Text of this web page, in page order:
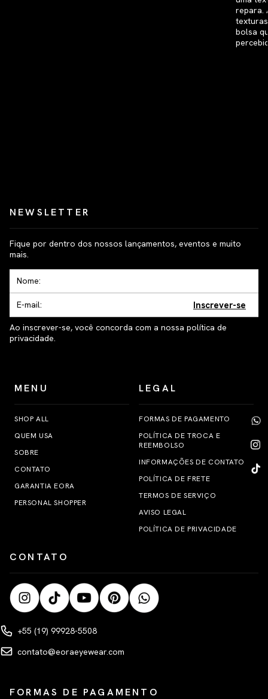
NEWSLETTER
Fique por dentro dos nossos lançamentos, eventos e muito
mais.
Inscrever-se
Ao inscrever-se, você concorda com a nossa política de
privacidade.
MENU
SHOP ALL
QUEM USA
SOBRE
CONTATO
GARANTIA EORA
PERSONAL SHOPPER
LEGAL
FORMAS DE PAGAMENTO
POLÍTICA DE TROCA E
REEMBOLSO
INFORMAÇÕES DE CONTATO
POLÍTICA DE FRETE
TERMOS DE SERVIÇO
AVISO LEGAL
POLÍTICA DE PRIVACIDADE
CONTATO
+55 (19) 99928-5508
contato@eoraeyewear.com
FORMAS DE PAGAMENTO